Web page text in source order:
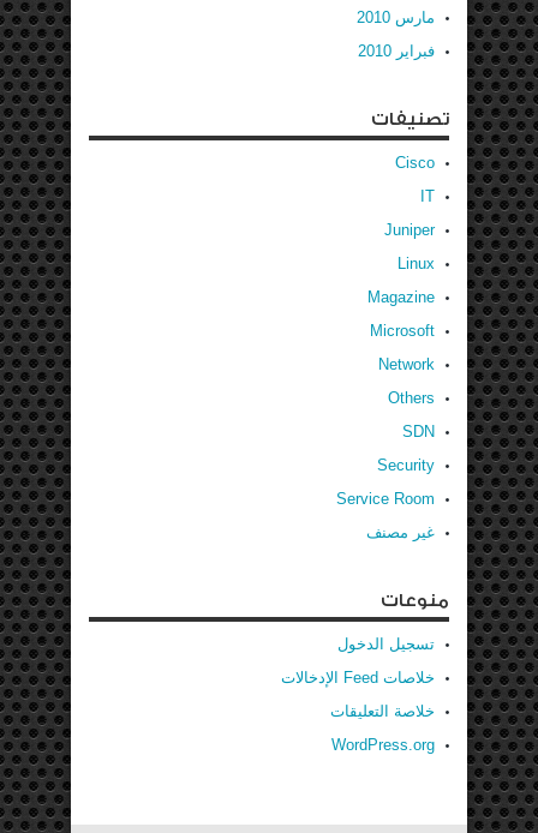
مارس 2010
فبراير 2010
تصنيفات
Cisco
IT
Juniper
Linux
Magazine
Microsoft
Network
Others
SDN
Security
Service Room
غير مصنف
منوعات
تسجيل الدخول
خلاصات Feed الإدخالات
خلاصة التعليقات
WordPress.org